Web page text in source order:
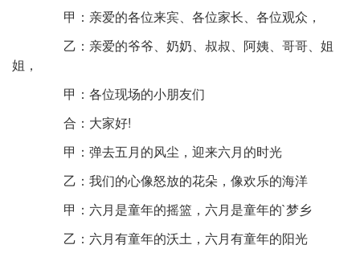
甲：亲爱的各位来宾、各位家长、各位观众，
乙：亲爱的爷爷、奶奶、叔叔、阿姨、哥哥、姐
姐，
甲：各位现场的小朋友们
合：大家好!
甲：弹去五月的风尘，迎来六月的时光
乙：我们的心像怒放的花朵，像欢乐的海洋
甲：六月是童年的摇篮，六月是童年的`梦乡
乙：六月有童年的沃土，六月有童年的阳光